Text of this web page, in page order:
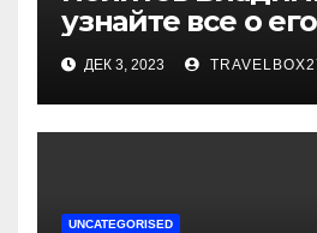
узнайте все о его
биографии,
впечатляющих
достижениях!
ДЕК 3, 2023
UNCATEGORISED